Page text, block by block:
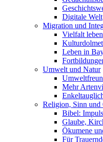
Digitale Welt
Migration und
Vielfalt leben
Leben in
Umwelt und Natur
Mehr
Religion, Sinn und
Bibel:
Glaube,
Ökumene
Für